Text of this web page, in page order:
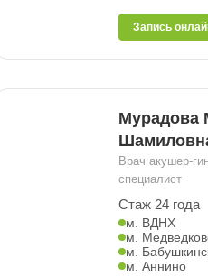
Запись
Мурадова
Врач акушер-
специалист
Стаж 24 года
м. ВДНХ
м.
м.
м. Аннино